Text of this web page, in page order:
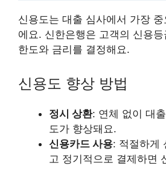
신용도는 대출 심사에서 가장
에요. 신한은행은 고객의 신용
한도와 금리를 결정해요.
신용도 향상 방법
정시 상환: 연체 없이 대
도가 향상돼요.
신용카드 사용: 적절하게
고 정기적으로 결제하면